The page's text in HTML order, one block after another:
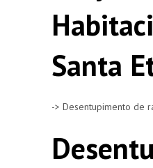
Santa
-> Desentupimento de